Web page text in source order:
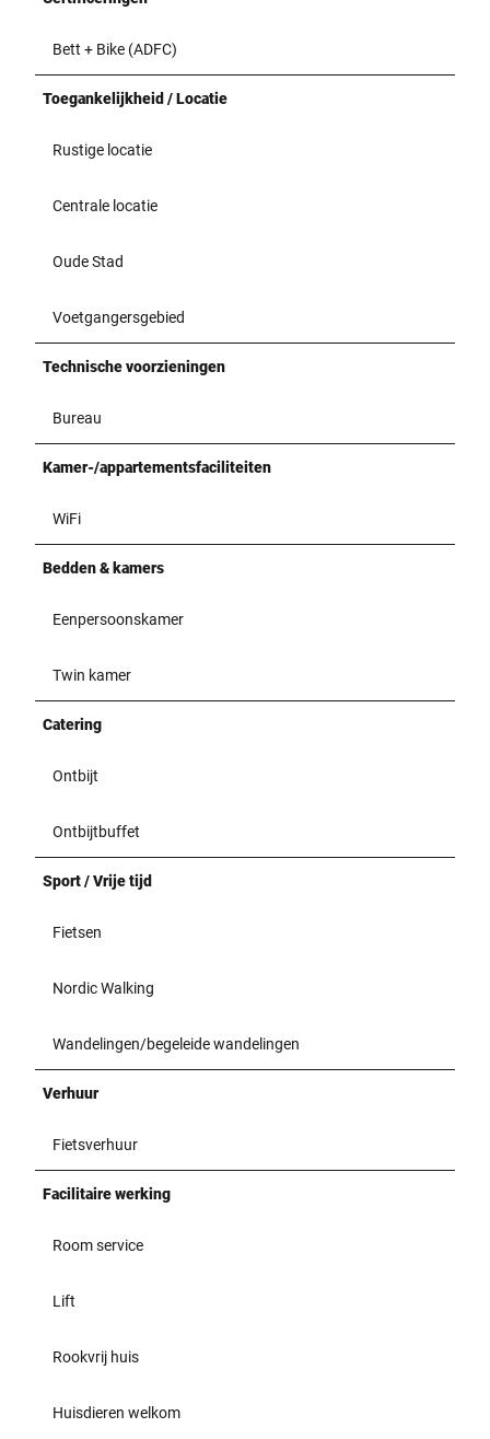
Bett + Bike (ADFC)
Toegankelijkheid / Locatie
Rustige locatie
Centrale locatie
Oude Stad
Voetgangersgebied
Technische voorzieningen
Bureau
Kamer-/appartementsfaciliteiten
WiFi
Bedden & kamers
Eenpersoonskamer
Twin kamer
Catering
Ontbijt
Ontbijtbuffet
Sport / Vrije tijd
Fietsen
Nordic Walking
Wandelingen/begeleide wandelingen
Verhuur
Fietsverhuur
Facilitaire werking
Room service
Lift
Rookvrij huis
Huisdieren welkom